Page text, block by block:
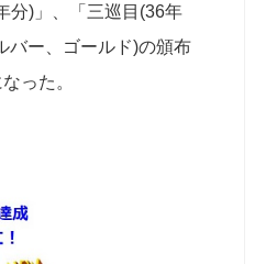
分)」、「三巡目(36年
バー、ゴールド)の頒布
った。